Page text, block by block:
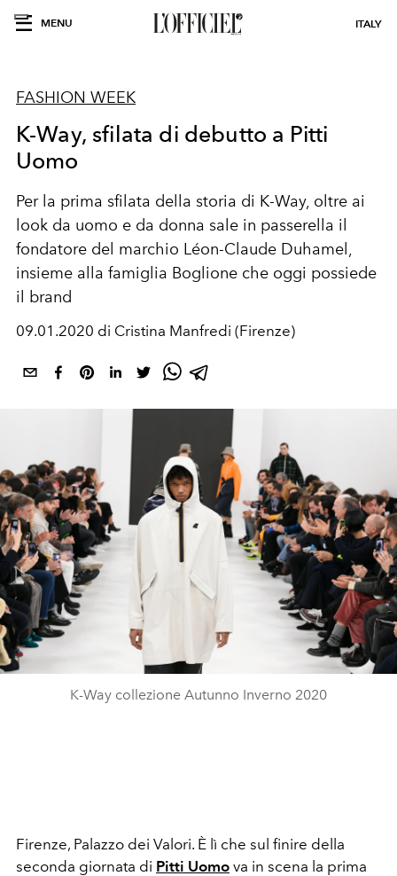
MENU ITALY
FASHION WEEK
K-Way, sfilata di debutto a Pitti
Uomo
Per la prima sfilata della storia di K-Way, oltre ai
look da uomo e da donna sale in passerella il
fondatore del marchio Léon-Claude Duhamel,
insieme alla famiglia Boglione che oggi possiede
il brand
09.01.2020 di Cristina Manfredi (Firenze)
K-Way collezione Autunno Inverno 2020
Firenze, Palazzo dei Valori. È lì che sul finire della
seconda giornata di Pitti Uomo va in scena la prima